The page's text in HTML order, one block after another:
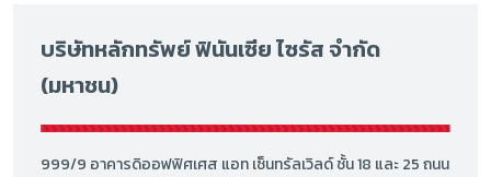
บริษัทหลักทรัพย์ ฟินันเซีย ไซรัส จำกัด
(มหาชน)
999/9 อาคารดิออฟฟิศเศส แอท เซ็นทรัลเวิลด์ ชั้น 18 และ 25 ถนน